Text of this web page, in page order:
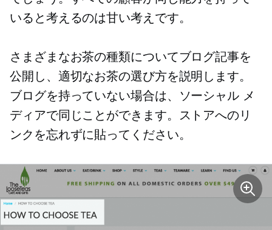
いると考えるのは甘い考えです。
さまざまなお茶の種類についてブログ記事を
公開し、適切なお茶の選び方を説明します。
ブログを持っていない場合は、ソーシャル メ
ディアで同じことができます。ストアへのリ
ンクを忘れずに貼ってください。